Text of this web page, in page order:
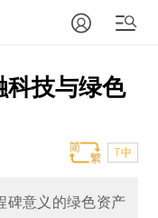
科技与绿色
T中
碑意义的绿色资产